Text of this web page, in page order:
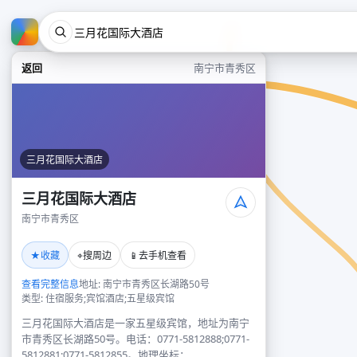
返回 南宁市青秀区
三月花国际大酒店
三月花国际大酒店
南宁市青秀区
★收藏 ⌖搜周边 📱 去手机查看
查看完整信息地址: 南宁市青秀区长湖路50号
类型: 住宿服务;宾馆酒店;五星级宾馆
三月花国际大酒店是一家五星级宾馆，地址为南宁
市青秀区长湖路50号。电话：0771-5812888;0771-